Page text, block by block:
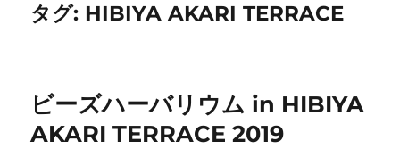
タグ: HIBIYA AKARI TERRACE
ビーズハーバリウム in HIBIYA
AKARI TERRACE 2019